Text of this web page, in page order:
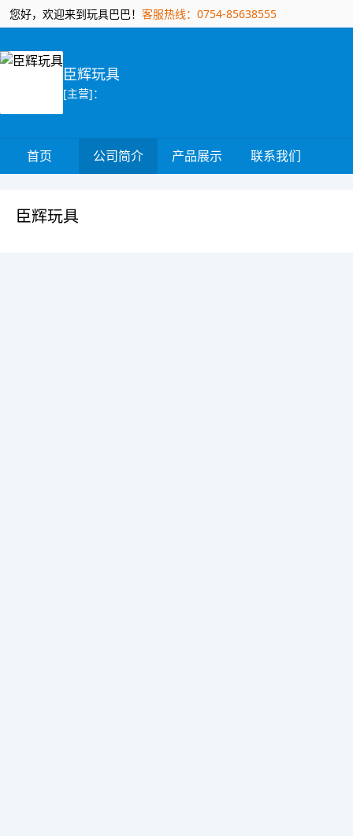
您好，欢迎来到玩具巴巴！ 客服热线：0754-85638555
臣辉玩具
[主营]：
首页 公司简介 产品展示 联系我们
臣辉玩具